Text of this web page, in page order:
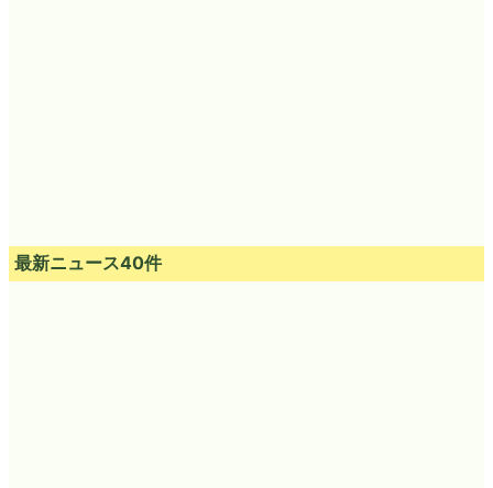
最新ニュース40件